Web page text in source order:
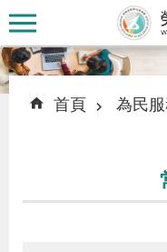
跳到主要內容區塊
:::
::: 首頁 為民